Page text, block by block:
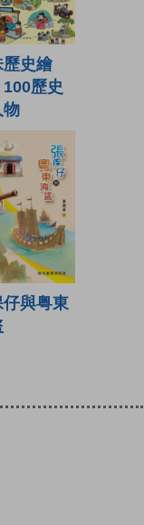
歷史繪
歷史
物
與粤東